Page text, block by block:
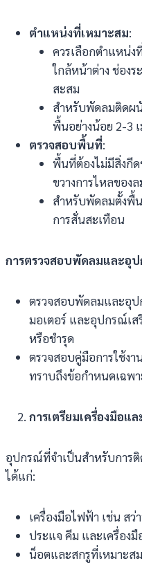
ตำแหน่งที่เหมาะสม:
ควรเลือกตำแหน่ง
ใกล้หน้าต่าง ช่อง
สะสม
สำหรับพัดลมติดผ
พื้นอย่างน้อย 2-3
ตรวจสอบพื้นที่:
พื้นที่ต้องไม่มีสิ่งกีด
ขวางการไหลของล
สำหรับพัดลมตั้งพื้
การสั่นสะเทือน
การตรวจสอบพัดลมและอุ
ตรวจสอบพัดลมและอุป
มอเตอร์ และอุปกรณ์เส
หรือชำรุด
ตรวจสอบคู่มือการใช้ง
ทราบถึงข้อกำหนดเฉพ
การเตรียมเครื่องมือแ
อุปกรณ์ที่จำเป็นสำหรับการ
ได้แก่:
เครื่องมือไฟฟ้า เช่น ส
ประแจ คีม และเครื่องมื
น็อตและสกรูที่เหมาะส